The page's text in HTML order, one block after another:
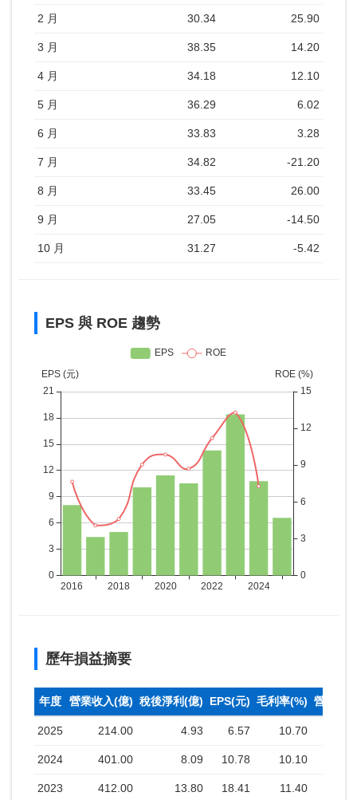
2 月 30.34 25.90
3 月 38.35 14.20
4 月 34.18 12.10
5 月 36.29 6.02
6 月 33.83 3.28
7 月 34.82 -21.20
8 月 33.45 26.00
9 月 27.05 -14.50
10 月 31.27 -5.42
EPS 與 ROE 趨勢
歷年損益摘要
年度 營業收入(億) 稅後淨利(億) EPS(元) 毛利率(%) 營業利
2025 214.00 4.93 6.57 10.70
2024 401.00 8.09 10.78 10.10
2023 412.00 13.80 18.41 11.40